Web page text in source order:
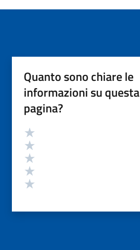
Quanto sono chiare le
informazioni su questa
pagina?
Valutazione